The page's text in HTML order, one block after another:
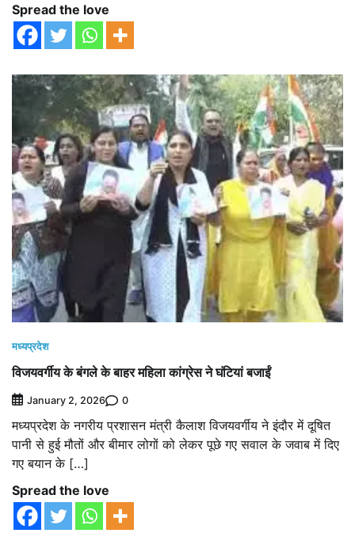
Spread the love
मध्यप्रदेश
विजयवर्गीय के बंगले के बाहर महिला कांग्रेस ने घंटियां बजाईं
January 2, 2026 0
मध्यप्रदेश के नगरीय प्रशासन मंत्री कैलाश विजयवर्गीय ने इंदौर में दूषित
पानी से हुई मौतों और बीमार लोगों को लेकर पूछे गए सवाल के जवाब में दिए
गए बयान के […]
Spread the love